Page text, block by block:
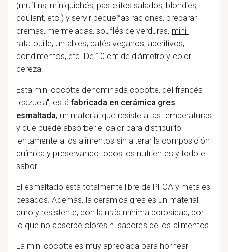
(muffins, miniquichés, pastelitos salados, blondies,
coulant, etc.) y servir pequeñas raciones, preparar
cremas, mermeladas, souflés de verduras, mini-
ratatouille, untables, patés veganos, aperitivos,
condimentos, etc. De 10 cm de diámetro y color
cereza.
Esta mini cocotte denominada cocotte, del francés
"cazuela", estáfabricada en cerámica gres
esmaltada, un material que resiste altas temperaturas
y que puede absorber el calor para distribuirlo
lentamente a los alimentos sin alterar la composición
química y preservando todos los nutrientes y todo el
sabor.
El esmaltado está totalmente libre de PFOA y metales
pesados. Además, la cerámica gres es un material
duro y resistente, con la más mínima porosidad, por
lo que no absorbe olores ni sabores de los alimentos.
La mini cocotte es muy apreciada para hornear